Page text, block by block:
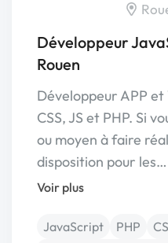
Développeur
Rouen
Développeur APP et
CSS, JS et PHP. Si
ou moyen à faire
disposition pour les…
Voir plus
JavaScript PHP